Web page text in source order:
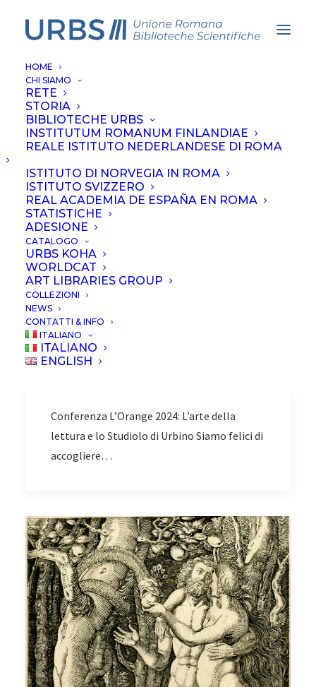
HOME
CHI SIAMO
RETE
STORIA
BIBLIOTECHE URBS
INSTITUTUM ROMANUM FINLANDIAE
REALE ISTITUTO NEDERLANDESE DI ROMA
ISTITUTO DI NORVEGIA IN ROMA
ISTITUTO SVIZZERO
REAL ACADEMIA DE ESPAÑA EN ROMA
STATISTICHE
ADESIONE
CATALOGO
URBS KOHA
WORLDCAT
ART LIBRARIES GROUP
COLLEZIONI
NEWS
CONTATTI & INFO
ITALIANO
ITALIANO
ENGLISH
irn
Conferenza L'Orange
2024:L’arte della lettura
Conferenza L’Orange 2024: L’arte della
lettura e lo Studiolo di Urbino Siamo felici di
accogliere…